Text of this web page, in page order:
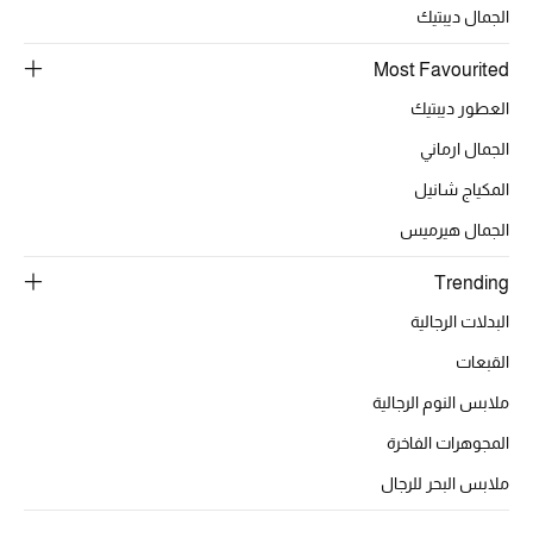
هدايا للنساء
جميع الأحذية النسائية
جميع الإكسسورات النسائية
الجمال ديبتيك
Most Favourited
العطور ديبتيك
الجمال ارماني
المكياج شانيل
الجمال هيرميس
Trending
البدلات الرجالية
القبعات
ملابس النوم الرجالية
المجوهرات الفاخرة
ملابس البحر للرجال